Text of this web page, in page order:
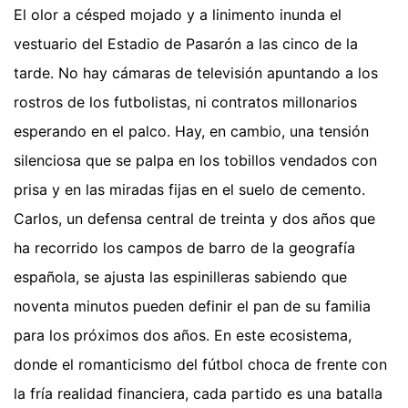
El olor a césped mojado y a linimento inunda el
vestuario del Estadio de Pasarón a las cinco de la
tarde. No hay cámaras de televisión apuntando a los
rostros de los futbolistas, ni contratos millonarios
esperando en el palco. Hay, en cambio, una tensión
silenciosa que se palpa en los tobillos vendados con
prisa y en las miradas fijas en el suelo de cemento.
Carlos, un defensa central de treinta y dos años que
ha recorrido los campos de barro de la geografía
española, se ajusta las espinilleras sabiendo que
noventa minutos pueden definir el pan de su familia
para los próximos dos años. En este ecosistema,
donde el romanticismo del fútbol choca de frente con
la fría realidad financiera, cada partido es una batalla